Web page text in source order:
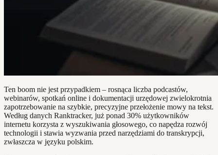
Ten boom nie jest przypadkiem – rosnąca liczba podcastów,
webinarów, spotkań online i dokumentacji urzędowej zwielokrotnia
zapotrzebowanie na szybkie, precyzyjne przełożenie mowy na tekst.
Według danych Ranktracker, już ponad 30% użytkowników
internetu korzysta z wyszukiwania głosowego, co napędza rozwój
technologii i stawia wyzwania przed narzędziami do transkrypcji,
zwłaszcza w języku polskim.